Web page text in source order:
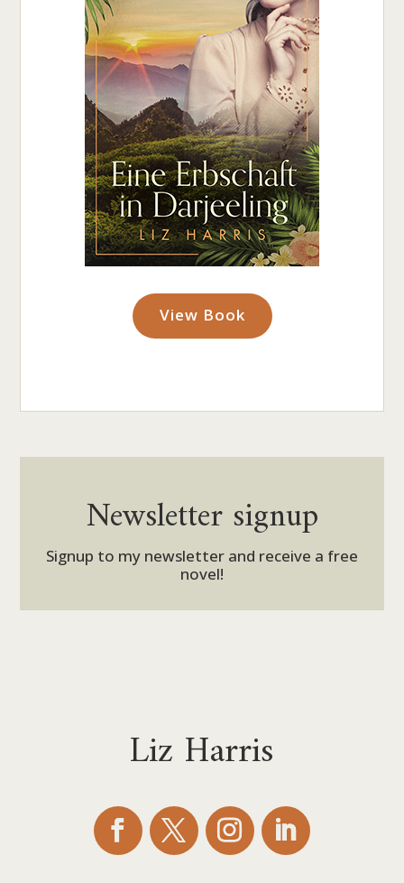
View Book
Newsletter signup
Signup to my newsletter and receive a free
novel!
Liz Harris